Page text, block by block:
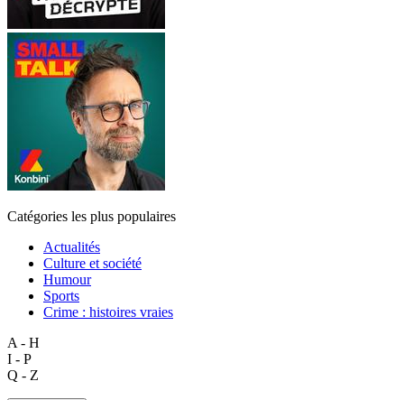
Catégories les plus populaires
Actualités
Culture et société
Humour
Sports
Crime : histoires vraies
A - H
I - P
Q - Z